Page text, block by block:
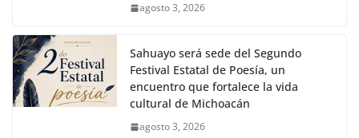
agosto 3, 2026
Sahuayo será sede del Segundo
Festival Estatal de Poesía, un
encuentro que fortalece la vida
cultural de Michoacán
agosto 3, 2026